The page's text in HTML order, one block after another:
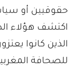
حقوقيين أو
اكتشف هؤلاء
الذين كانوا
للصحافة